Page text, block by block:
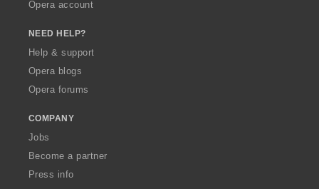
Opera account
NEED HELP?
Help & support
Opera blogs
Opera forums
COMPANY
Jobs
Become a partner
Press info